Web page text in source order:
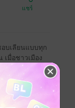
แชร์
อบเลียนแบบทุก
เมื่อชาวเมือง
กลาหลไปทั่ว
ทำให้นคร
นุกสนาน เฮฮา
ทำตามผู้อื่น